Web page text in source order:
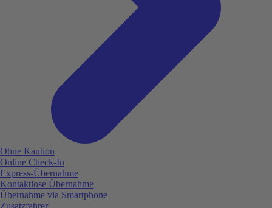
Ohne Kaution
Online Check-In
Express-Übernahme
Kontaktlose Übernahme
Übernahme via Smartphone
Zusatzfahrer